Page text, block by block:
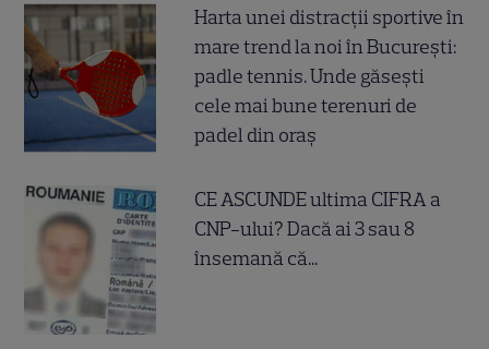
Harta unei distracții sportive în
mare trend la noi în București:
padle tennis. Unde găsești
cele mai bune terenuri de
padel din oraș
CE ASCUNDE ultima CIFRA a
CNP-ului? Dacă ai 3 sau 8
însemană că...